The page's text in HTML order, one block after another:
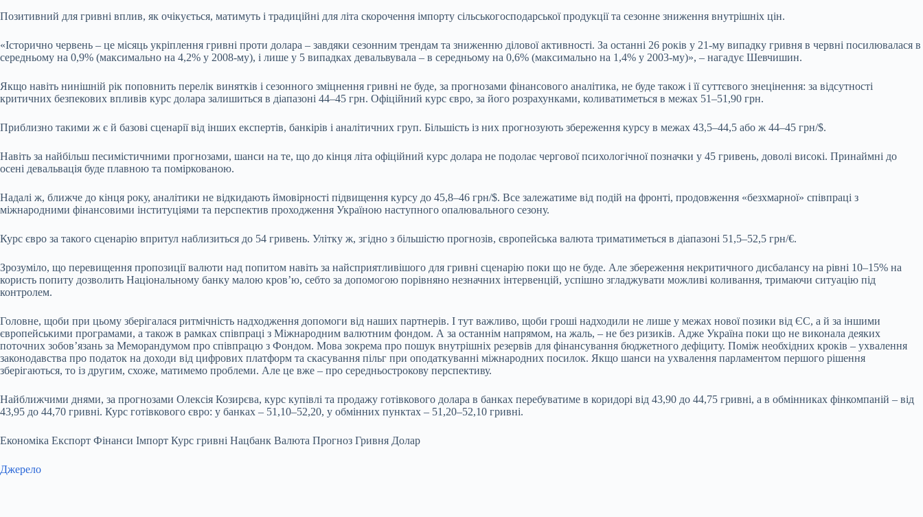
Позитивний для гривні вплив, як очікується, матимуть і традиційні для літа скорочення імпорту сільськогосподарської продукції та сезонне зниження внутрішніх цін.
«Історично червень – це місяць укріплення гривні проти долара – завдяки сезонним трендам та зниженню ділової активності. За останні 26 років у 21-му випадку гривня в червні посилювалася в
середньому на 0,9% (максимально на 4,2% у 2008-му), і лише у 5 випадках девальвувала – в середньому на 0,6% (максимально на 1,4% у 2003-му)», – нагадує Шевчишин.
Якщо навіть нинішній рік поповнить перелік винятків і сезонного зміцнення гривні не буде, за прогнозами фінансового аналітика, не буде також і її суттєвого знецінення: за відсутності
критичних безпекових впливів курс долара залишиться в діапазоні 44–45 грн. Офіційний курс євро, за його розрахунками, коливатиметься в межах 51–51,90 грн.
Приблизно такими ж є й базові сценарії від інших експертів, банкірів і аналітичних груп. Більшість із них прогнозують збереження курсу в межах 43,5–44,5 або ж 44–45 грн/$.
Навіть за найбільш песимістичними прогнозами, шанси на те, що до кінця літа офіційний курс долара не подолає чергової психологічної позначки у 45 гривень, доволі високі. Принаймні до
осені девальвація буде плавною та поміркованою.
Надалі ж, ближче до кінця року, аналітики не відкидають ймовірності підвищення курсу до 45,8–46 грн/$. Все залежатиме від подій на фронті, продовження «безхмарної» співпраці з
міжнародними фінансовими інституціями та перспектив проходження Україною наступного опалювального сезону.
Курс євро за такого сценарію впритул наблизиться до 54 гривень. Улітку ж, згідно з більшістю прогнозів, європейська валюта триматиметься в діапазоні 51,5–52,5 грн/€.
Зрозуміло, що перевищення пропозиції валюти над попитом навіть за найсприятливішого для гривні сценарію поки що не буде. Але збереження некритичного дисбалансу на рівні 10–15% на
користь попиту дозволить Національному банку малою кров’ю, себто за допомогою порівняно незначних інтервенцій, успішно згладжувати можливі коливання, тримаючи ситуацію під
контролем.
Головне, щоби при цьому зберігалася ритмічність надходження допомоги від наших партнерів. І тут важливо, щоби гроші надходили не лише у межах нової позики від ЄС, а й за іншими
європейськими програмами, а також в рамках співпраці з Міжнародним валютним фондом. А за останнім напрямом, на жаль, – не без ризиків. Адже Україна поки що не виконала деяких
поточних зобов’язань за Меморандумом про співпрацю з Фондом. Мова зокрема про пошук внутрішніх резервів для фінансування бюджетного дефіциту. Поміж необхідних кроків – ухвалення
законодавства про податок на доходи від цифрових платформ та скасування пільг при оподаткуванні міжнародних посилок. Якщо шанси на ухвалення парламентом першого рішення
зберігаються, то із другим, схоже, матимемо проблеми. Але це вже – про середньострокову перспективу.
Найближчими днями, за прогнозами Олексія Козирєва, курс купівлі та продажу готівкового долара в банках перебуватиме в коридорі від 43,90 до 44,75 гривні, а в обмінниках фінкомпаній – від
43,95 до 44,70 гривні. Курс готівкового євро: у банках – 51,10–52,20, у обмінних пунктах – 51,20–52,10 гривні.
Економіка Експорт Фінанси Імпорт Курс гривні Нацбанк Валюта Прогноз Гривня Долар
Джерело